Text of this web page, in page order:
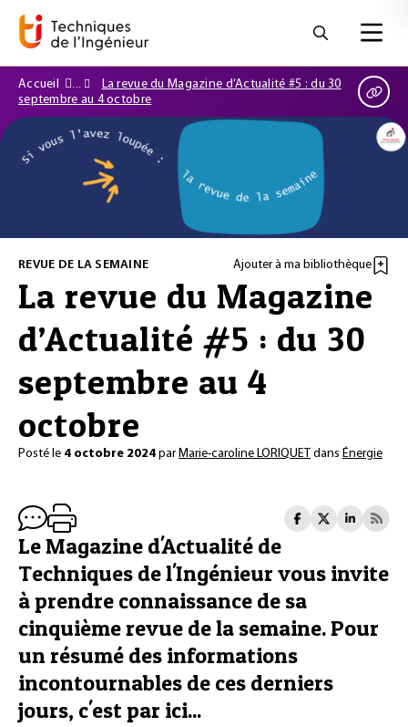
Accueil
La revue du Magazine d’Actualité #5 : du 30
septembre au 4 octobre
REVUE DE LA SEMAINE Ajouter à ma bibliothèque
La revue du Magazine
d’Actualité #5 : du 30
septembre au 4
octobre
Posté le 4 octobre 2024 parMarie-caroline LORIQUET dans Énergie
Le Magazine d'Actualité de
Techniques de l'Ingénieur vous invite
à prendre connaissance de sa
cinquième revue de la semaine. Pour
un résumé des informations
incontournables de ces derniers
jours, c'est par ici...